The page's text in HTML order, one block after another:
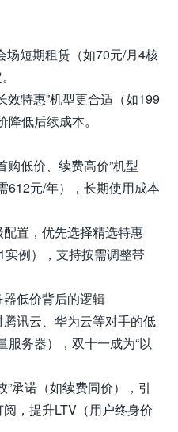
场短期租赁（如70元/月4核
效特惠”机型更合适（如199
低后续成本。
购低价、续费高价”机型
612元/年），长期使用成本
置，优先选择精选特惠
实例），支持按需调整带
低价背后的逻辑
讯云、华为云等对手的低
服务器），双十一成为“以
”承诺（如续费同价），引
，提升LTV（用户终身价